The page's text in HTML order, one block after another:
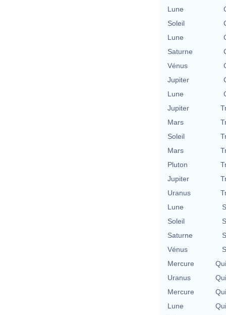
Lune
Soleil
Lune
Saturne
Vénus
Jupiter
Lune
Jupiter
Mars
Soleil
Mars
Pluton
Jupiter
Uranus
Lune
Soleil
Saturne
Vénus
Mercure
Uranus
Mercure
Lune